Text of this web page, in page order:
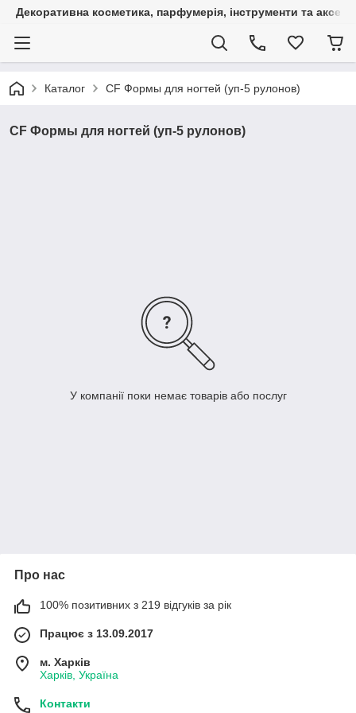
Декоративна косметика, парфумерія, інструменти та
Каталог CF Формы для ногтей (уп-5 рулонов)
CF Формы для ногтей (уп-5 рулонов)
У компанії поки немає товарів або послуг
Про нас
100% позитивних з 219 відгуків за рік
Працює з 13.09.2017
м. Харків
Харків, Україна
Контакти